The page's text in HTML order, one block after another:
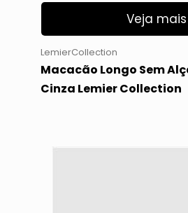
Veja mais
LemierCollection
Macacão Longo Sem
Cinza Lemier Collection